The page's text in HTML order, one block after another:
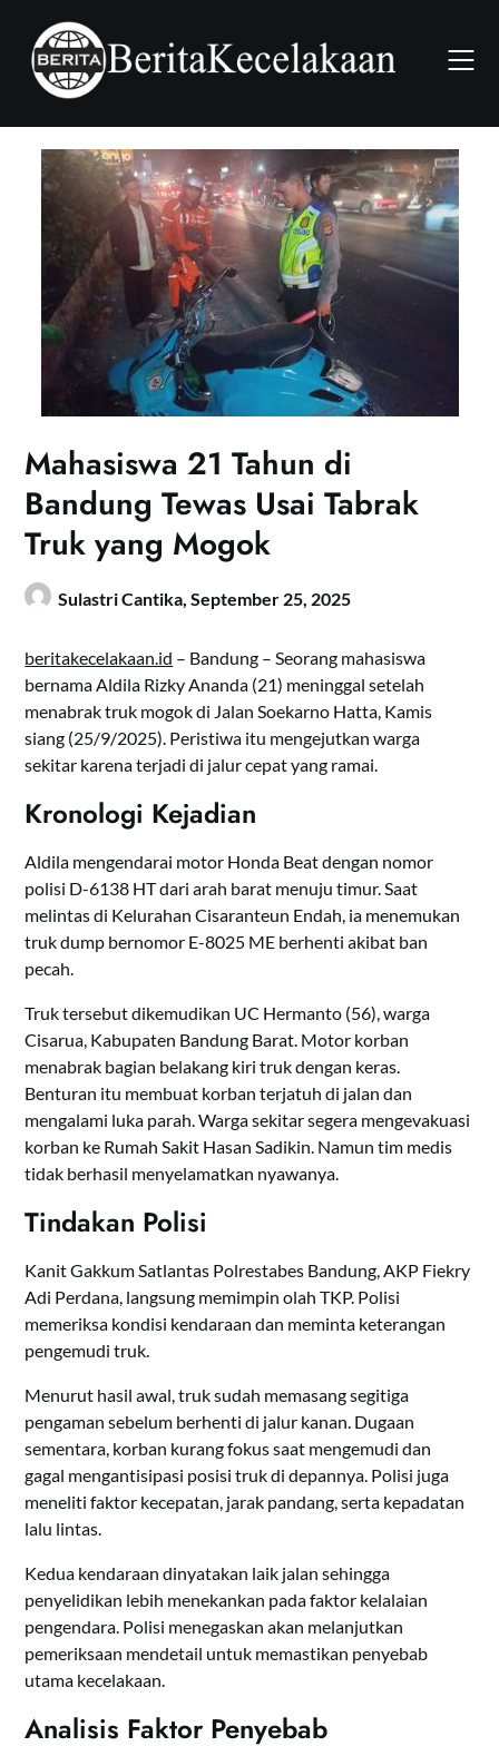
content
Mahasiswa 21 Tahun di
Bandung Tewas Usai Tabrak
Truk yang Mogok
Sulastri Cantika,September 25, 2025
beritakecelakaan.id – Bandung – Seorang mahasiswa
bernama Aldila Rizky Ananda (21) meninggal setelah
menabrak truk mogok di Jalan Soekarno Hatta, Kamis
siang (25/9/2025). Peristiwa itu mengejutkan warga
sekitar karena terjadi di jalur cepat yang ramai.
Kronologi Kejadian
Aldila mengendarai motor Honda Beat dengan nomor
polisi D-6138 HT dari arah barat menuju timur. Saat
melintas di Kelurahan Cisaranteun Endah, ia menemukan
truk dump bernomor E-8025 ME berhenti akibat ban
pecah.
Truk tersebut dikemudikan UC Hermanto (56), warga
Cisarua, Kabupaten Bandung Barat. Motor korban
menabrak bagian belakang kiri truk dengan keras.
Benturan itu membuat korban terjatuh di jalan dan
mengalami luka parah. Warga sekitar segera mengevakuasi
korban ke Rumah Sakit Hasan Sadikin. Namun tim medis
tidak berhasil menyelamatkan nyawanya.
Tindakan Polisi
Kanit Gakkum Satlantas Polrestabes Bandung, AKP Fiekry
Adi Perdana, langsung memimpin olah TKP. Polisi
memeriksa kondisi kendaraan dan meminta keterangan
pengemudi truk.
Menurut hasil awal, truk sudah memasang segitiga
pengaman sebelum berhenti di jalur kanan. Dugaan
sementara, korban kurang fokus saat mengemudi dan
gagal mengantisipasi posisi truk di depannya. Polisi juga
meneliti faktor kecepatan, jarak pandang, serta kepadatan
lalu lintas.
Kedua kendaraan dinyatakan laik jalan sehingga
penyelidikan lebih menekankan pada faktor kelalaian
pengendara. Polisi menegaskan akan melanjutkan
pemeriksaan mendetail untuk memastikan penyebab
utama kecelakaan.
Analisis Faktor Penyebab